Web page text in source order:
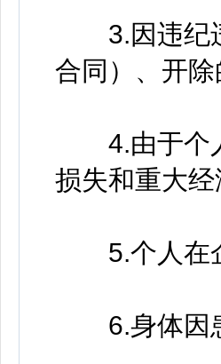
3.因违纪违
合同）、开除
4.由于个人
损失和重大经
5.个人在企
6.身体因患